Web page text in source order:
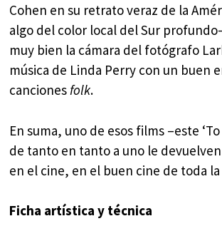
Cohen en su retrato veraz de la
algo del color local del Sur
muy bien la cámara del fotógrafo
música de Linda Perry con un buen
cancionesfolk.
En suma, uno de esos films –este
de tanto en tanto a uno le
en el cine, en el buen cine de toda la
Ficha artística y técnica